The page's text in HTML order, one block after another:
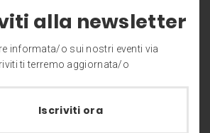
alla newsletter
informata/o sui nostri eventi via
ti terremo aggiornata/o
Iscriviti ora